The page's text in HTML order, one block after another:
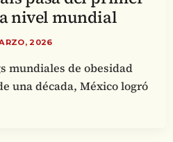
nivel mundial
2026
mundiales de obesidad
una década, México logró